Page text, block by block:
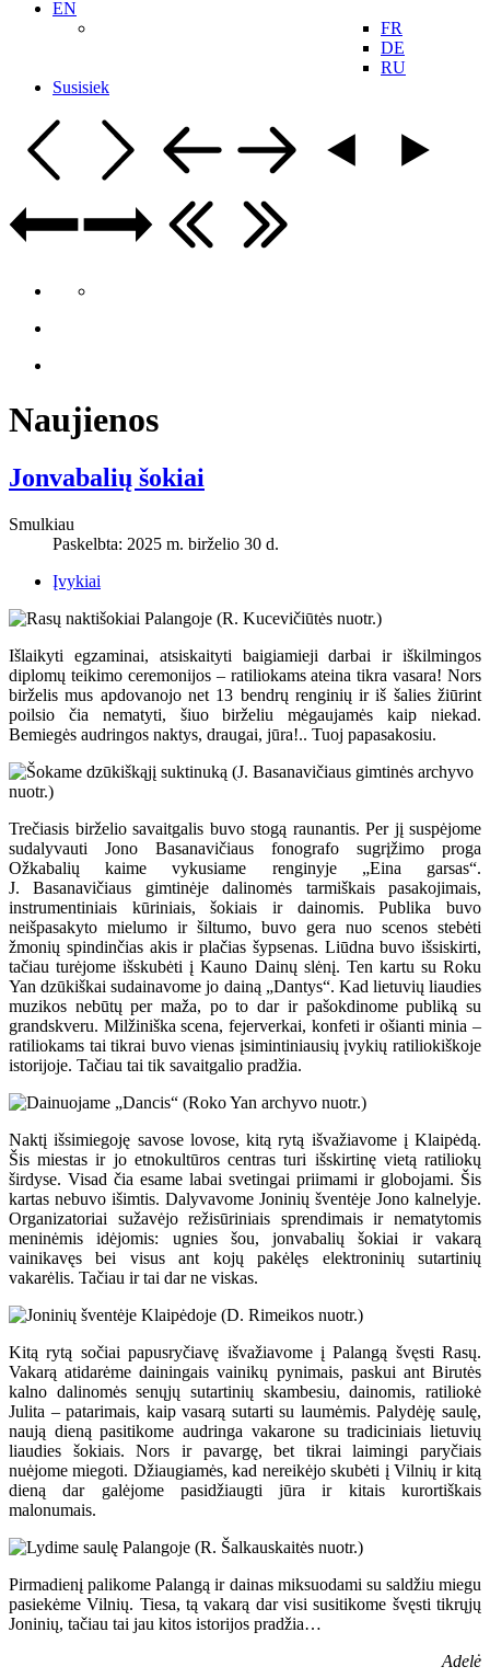
EN
FR
DE
RU
Susisiek
Naujienos
Jonvabalių šokiai
Smulkiau
Paskelbta: 2025 m. birželio 30 d.
Įvykiai
Išlaikyti egzaminai, atsiskaityti baigiamieji darbai ir iškilmingos
diplomų teikimo ceremonijos – ratiliokams ateina tikra vasara! Nors
birželis mus apdovanojo net 13 bendrų renginių ir iš šalies žiūrint
poilsio čia nematyti, šiuo birželiu mėgaujamės kaip niekad.
Bemiegės audringos naktys, draugai, jūra!.. Tuoj papasakosiu.
Trečiasis birželio savaitgalis buvo stogą raunantis. Per jį suspėjome
sudalyvauti Jono Basanavičiaus fonografo sugrįžimo proga
Ožkabalių kaime vykusiame renginyje „Eina garsas“.
J. Basanavičiaus gimtinėje dalinomės tarmiškais pasakojimais,
instrumentiniais kūriniais, šokiais ir dainomis. Publika buvo
neišpasakyto mielumo ir šiltumo, buvo gera nuo scenos stebėti
žmonių spindinčias akis ir plačias šypsenas. Liūdna buvo išsiskirti,
tačiau turėjome išskubėti į Kauno Dainų slėnį. Ten kartu su Roku
Yan dzūkiškai sudainavome jo dainą „Dantys“. Kad lietuvių liaudies
muzikos nebūtų per maža, po to dar ir pašokdinome publiką su
grandskveru. Milžiniška scena, fejerverkai, konfeti ir ošianti minia –
ratiliokams tai tikrai buvo vienas įsimintiniausių įvykių ratiliokiškoje
istorijoje. Tačiau tai tik savaitgalio pradžia.
Naktį išsimiegoję savose lovose, kitą rytą išvažiavome į Klaipėdą.
Šis miestas ir jo etnokultūros centras turi išskirtinę vietą ratiliokų
širdyse. Visad čia esame labai svetingai priimami ir globojami. Šis
kartas nebuvo išimtis. Dalyvavome Joninių šventėje Jono kalnelyje.
Organizatoriai sužavėjo režisūriniais sprendimais ir nematytomis
meninėmis idėjomis: ugnies šou, jonvabalių šokiai ir vakarą
vainikavęs bei visus ant kojų pakėlęs elektroninių sutartinių
vakarėlis. Tačiau ir tai dar ne viskas.
Kitą rytą sočiai papusryčiavę išvažiavome į Palangą švęsti Rasų.
Vakarą atidarėme dainingais vainikų pynimais, paskui ant Birutės
kalno dalinomės senųjų sutartinių skambesiu, dainomis, ratiliokė
Julita – patarimais, kaip vasarą sutarti su laumėmis. Palydėję saulę,
naują dieną pasitikome audringa vakarone su tradiciniais lietuvių
liaudies šokiais. Nors ir pavargę, bet tikrai laimingi paryčiais
nuėjome miegoti. Džiaugiamės, kad nereikėjo skubėti į Vilnių ir kitą
dieną dar galėjome pasidžiaugti jūra ir kitais kurortiškais
malonumais.
Pirmadienį palikome Palangą ir dainas miksuodami su saldžiu miegu
pasiekėme Vilnių. Tiesa, tą vakarą dar visi susitikome švęsti tikrųjų
Joninių, tačiau tai jau kitos istorijos pradžia…
Adelė